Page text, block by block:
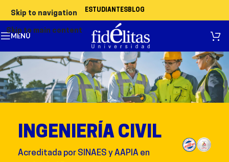
Skip to navigation
Skip to main content
ESTUDIANTESBLOG
MENÚ
INGENIERÍA CIVIL
Acreditada por SINAES y AAPIA en